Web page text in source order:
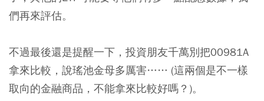
們再來評估。
不過最後還是提醒一下，投資朋友千萬別把00981A
拿來比較，說瑤池金母多厲害…… (這兩個是不一樣
取向的金融商品，不能拿來比較好嗎？)。